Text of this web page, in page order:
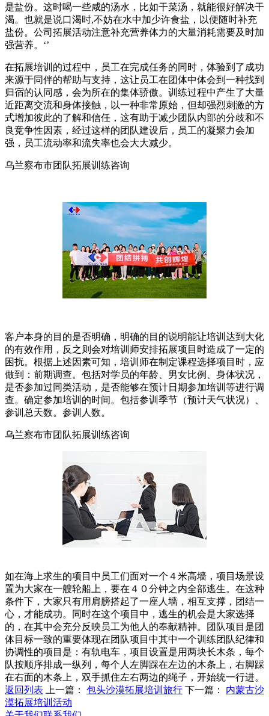
是盐份。这时喝一些咸的汤水，比如干菜汤，就能很好解决干
渴。也就是说口渴时,不妨在水中加少许食盐，以便随时补充
盐份。公司拓展活动注意补充营养体力的大量消耗需要及时加
强营养。‘’
在拓展培训的过程中，员工在完成任务的同时，体验到了成功
来源于同伴的帮助与支持，这让员工在团体中体会到一种找到
归宿的认同感，会为所在的集体骄傲。训练过程中产生了大量
近距离交流和身体接触，以一种非常原始，但却强烈刺激的方
式增加彼此的了解和信任，这有助于减少团队内部的分歧和不
良竞争性因素，经过这样的团队建设后，员工的凝聚力会加
强，员工流动率和流失率也会大大减少。
乌兰察布市团队拓展训练咨询
客户本身的目的是否明确，明确的目的说明能让培训达到大化
的有效作用，反之则会对培训师安排拓展项目时造成了一定的
困扰。根据上述因素可知，培训师在制定课程选择项目时，应
做到：前期调查。包括对学员的年龄、男女比例、身体状况，
是否参加过同类活动，是否能够在预计日期参加培训等进行调
查。确定参加培训的时间。包括参训季节（预计天气状况）、
参训总天数。参训人数。
乌兰察布市团队拓展训练咨询
如在海上求生的项目中员工们面对一个４米高墙，项目场景设
置为大家在一艘轮船上，要在４０分钟之内全部逃生。在这种
条件下，大家只有用肩膀搭起了一座人墙，相互支撑，团结一
心，才能成功。同时在这个项目中，逃生的机会是大家选择
的，在其中会充分反映员工为他人的奉献精神。团队项目是团
体目标一致的重要体现在团队项目中其中一个训练团队纪律和
协调性的项目是：有轨电车，项目设置是用两块长木条，每个
队按顺序排成一纵列，每个人左脚踩在左边的木条上，右脚踩
在右面的木条上，双手抓住左右两边的绳子，开始统一行进。
返回列表
上一篇： 包头沙漠拓展培训旅行 下一篇： 内蒙古沙
漠拓展培训活动